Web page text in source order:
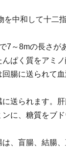
中和して十二
7～8mの長さが
ぱく質をアミノ
腸に送られて
送られます。肝
に、糖質をブ
、盲腸、結腸